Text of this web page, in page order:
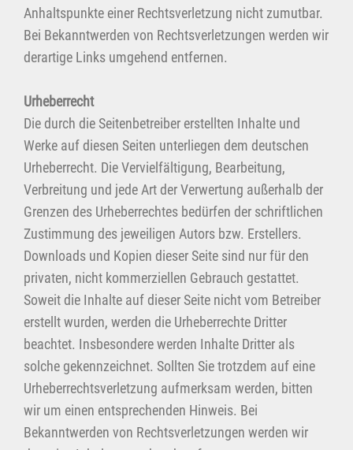
Anhaltspunkte einer Rechtsverletzung nicht zumutbar.
Bei Bekanntwerden von Rechtsverletzungen werden wir
derartige Links umgehend entfernen.
Urheberrecht
Die durch die Seitenbetreiber erstellten Inhalte und
Werke auf diesen Seiten unterliegen dem deutschen
Urheberrecht. Die Vervielfältigung, Bearbeitung,
Verbreitung und jede Art der Verwertung außerhalb der
Grenzen des Urheberrechtes bedürfen der schriftlichen
Zustimmung des jeweiligen Autors bzw. Erstellers.
Downloads und Kopien dieser Seite sind nur für den
privaten, nicht kommerziellen Gebrauch gestattet.
Soweit die Inhalte auf dieser Seite nicht vom Betreiber
erstellt wurden, werden die Urheberrechte Dritter
beachtet. Insbesondere werden Inhalte Dritter als
solche gekennzeichnet. Sollten Sie trotzdem auf eine
Urheberrechtsverletzung aufmerksam werden, bitten
wir um einen entsprechenden Hinweis. Bei
Bekanntwerden von Rechtsverletzungen werden wir